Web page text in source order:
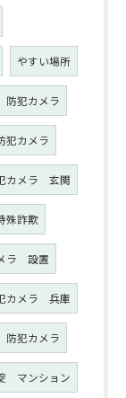
やすい場所
犯カメラ
カメラ
カメラ 玄関
詐欺
ラ 設置
カメラ 兵庫
犯カメラ
マンション